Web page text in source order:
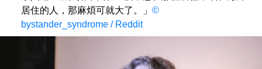
居住的人，那麻煩可就大了。」 ©
bystander_syndrome / Reddit